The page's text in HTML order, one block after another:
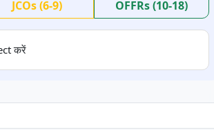
JCOs (6-9) OFFRs (10-18)
करें